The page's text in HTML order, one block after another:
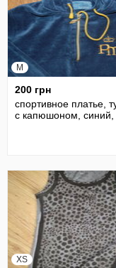
M
200 грн
спортивное платье,
с капюшоном,
XS